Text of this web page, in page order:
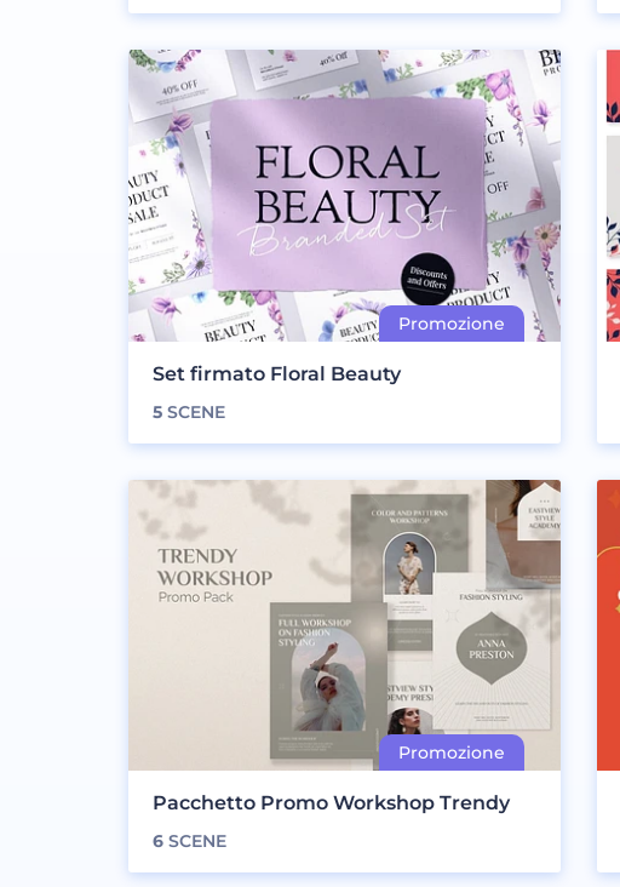
Set firmato Floral Beauty
5 SCENE
Pacchetto Promo Workshop Trendy
6 SCENE